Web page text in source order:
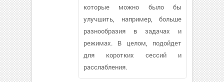
которые можно было бы
улучшить, например, больше
разнообразия в задачах и
режимах. В целом, подойдет
для коротких сессий и
расслабления.